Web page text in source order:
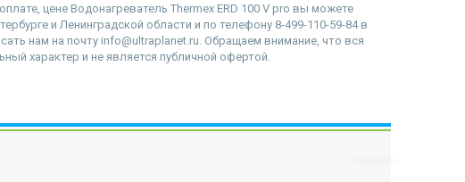
цене Водонагреватель Thermex ERD 100 V pro вы можете
и Ленинградской области и по телефону 8-499-110-59-84 в
нам на почту info@ultraplanet.ru. Обращаем внимание, что вся
характер и не является публичной офертой.
наверх